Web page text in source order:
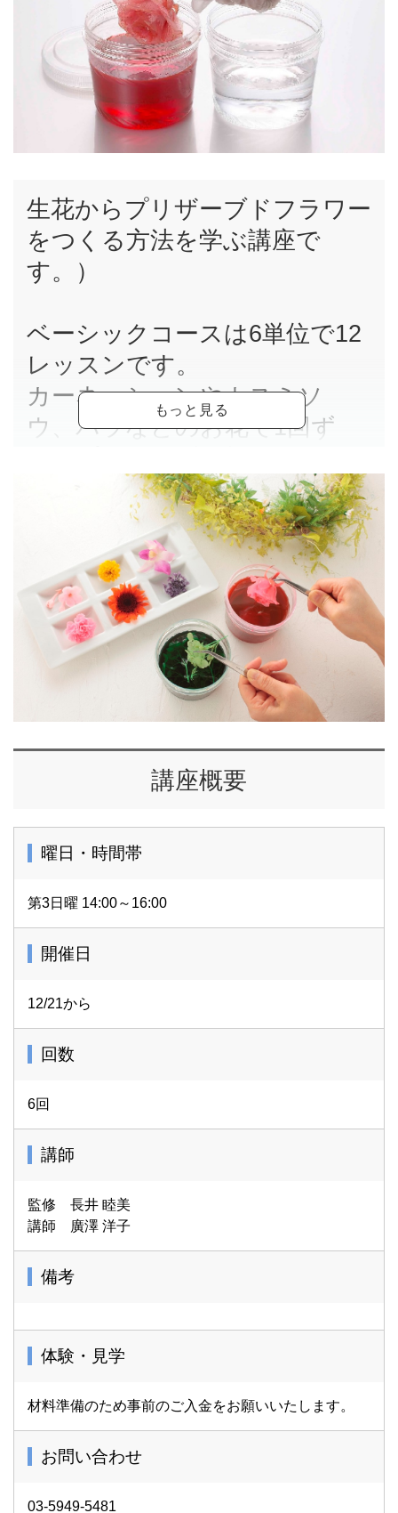
生花からプリザーブドフラワー
をつくる方法を学ぶ講座で
す。）
ベーシックコースは6単位で12
レッスンです。
カーネーションやカスミソ
ウ、バラなどのお花で1回ず
アレンジメントに仕上げてい
こちらは全12回のうちの6回分
（半数回分）のお申込みページ
です。
ベーシックコースを終了した後
はアドバンスコースが同じく
監修者 長井睦美：
一般社団法人ユニバーサルデザ
イナーズ協会代表理事。ブティ
ック社より『手作りプリザーブ
ザーブドフラワーのすべて』
〈https://u-ds.jp/
講座概要
曜日・時間帯
第3日曜 14:00～16:00
開催日
12/21から
回数
6回
講師
監修 長井 睦美
講師 廣澤 洋子
備考
体験・見学
材料準備のため事前のご入金をお願いいたします。
お問い合わせ
03-5949-5481